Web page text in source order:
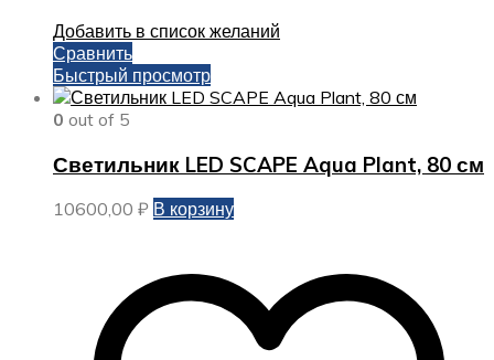
Добавить в список желаний
Сравнить
Быстрый просмотр
0 out of 5
Светильник LED SCAPE Aqua Plant, 80 см
10600,00 ₽ В корзину